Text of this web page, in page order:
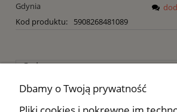
Gdynia
Kod produktu:
5908268481089
Opis
Opinie o produkcie (0)
Dbamy o Twoją prywatność